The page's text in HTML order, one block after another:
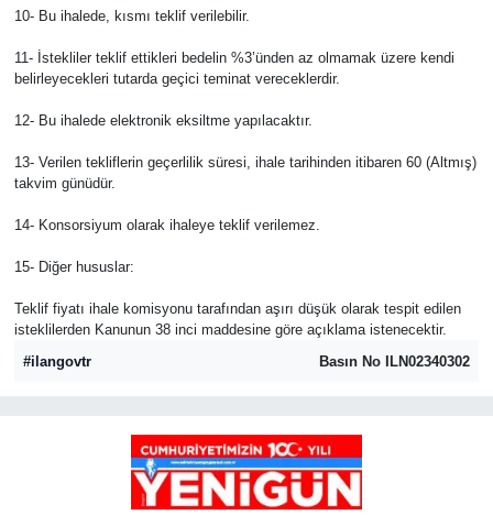
10- Bu ihalede, kısmı teklif verilebilir.
11- İstekliler teklif ettikleri bedelin %3’ünden az olmamak üzere kendi
belirleyecekleri tutarda geçici teminat vereceklerdir.
12- Bu ihalede elektronik eksiltme yapılacaktır.
13- Verilen tekliflerin geçerlilik süresi, ihale tarihinden itibaren 60 (Altmış)
takvim günüdür.
14- Konsorsiyum olarak ihaleye teklif verilemez.
15- Diğer hususlar:
Teklif fiyatı ihale komisyonu tarafından aşırı düşük olarak tespit edilen
isteklilerden Kanunun 38 inci maddesine göre açıklama istenecektir.
#ilangovtr
Basın No ILN02340302